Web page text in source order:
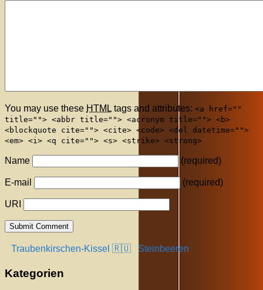
You may use these HTML tags and attributes: <a href=""
title=""> <abbr title=""> <acronym title=""> <b>
<blockquote cite=""> <cite> <code> <del datetime="">
<em> <i> <q cite=""> <s> <strike> <strong>
Name (required)
E-mail (required)
URI
Traubenkirschen-Kissel 🇷🇺 Steinbeeren
Kategorien